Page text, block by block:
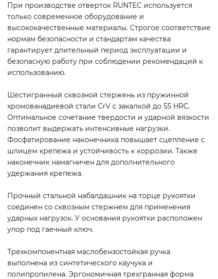
При производстве отверток RUNTEC используется
только современное оборудование и
высококачественные материалы. Строгое соответствие
нормам безопасности и стандартам качества
гарантирует длительный период эксплуатации и
безопасную работу при соблюдении рекомендаций к
использованию.
Шестигранный сквозной стержень из пружинной
хромованадиевой стали CrV с закалкой до 55 HRC.
Оптимальное сочетание твердости и ударной вязкости
позволит выдержать интенсивные нагрузки.
Фосфатирование наконечника повышает сцепление с
шлицем крепежа и устойчивость к коррозии. Также
наконечник намагничен для дополнительного
удержания крепежа.
Прочный стальной набалдашник на торце рукоятки
соединен со сквозным стержнем для применения
ударных нагрузок. У основания рукоятки расположен
упор под гаечный ключ.
Трехкомпонентная маслобензостойкая ручка
выполнена из синтетического каучука и
полипропилена. Эргономичная трехгранная форма